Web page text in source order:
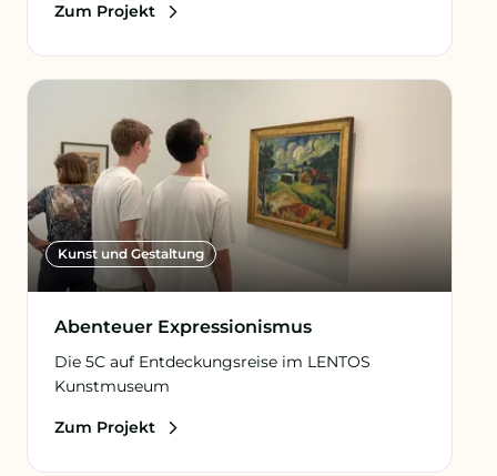
Zum Projekt
Kunst und Gestaltung
Abenteuer Expressionismus
Die 5C auf Entdeckungsreise im LENTOS
Kunstmuseum
Zum Projekt